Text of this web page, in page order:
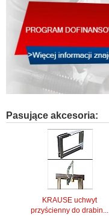
Pasujące akcesoria:
KRAUSE uchwyt
przyścienny do drabin...